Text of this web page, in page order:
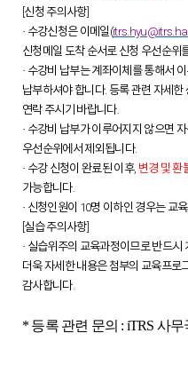
[신청 주의사항]
· 수강신청은 이메일(
신청메일 도착 순서로 신청 우선순위
· 수강비 납부는 계좌이체를 통해서
납부하셔야 합니다. 등록 관련 자세
연락 주시기 바랍니다.
· 수강비 납부가 이루어지지 않으면
우선순위에서 제외됩니다.
· 수강 신청이 완료된 이후, 변경 및 환
가능합니다.
· 신청인원이 10명 이하인 경우는 교
[실습 주의사항]
· 실습위주의 교육과정이므로 반드시
더욱 자세한 내용은 첨부의 교육프로
감사합니다.
* 등록 관련 문의 : iTRS 사무